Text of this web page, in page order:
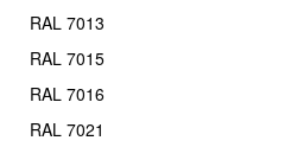
RAL 7013
RAL 7015
RAL 7016
RAL 7021